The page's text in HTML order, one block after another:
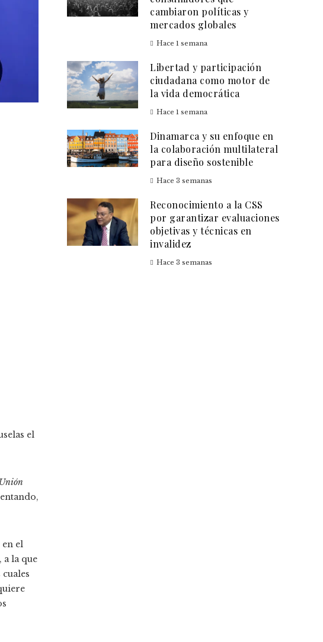
el
el
la que
cambiaron políticas y
mercados globales
Hace 1 semana
Libertad y participación
ciudadana como motor de
la vida democrática
Hace 1 semana
Dinamarca y su enfoque en
la colaboración multilateral
para diseño sostenible
Hace 3 semanas
Reconocimiento a la CSS
por garantizar evaluaciones
objetivas y técnicas en
invalidez
Hace 3 semanas